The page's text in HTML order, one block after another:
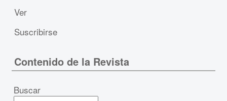
Ver
Suscribirse
Contenido de la Revista
Buscar